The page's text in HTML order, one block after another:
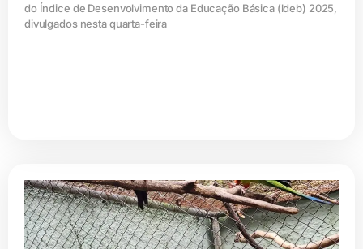
do Índice de Desenvolvimento da Educação Básica (ldeb) 2025,
divulgados nesta quarta-feira